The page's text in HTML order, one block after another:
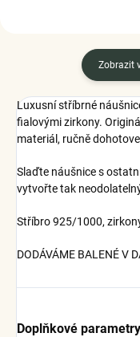
Zobrazit
Luxusní stříbrné
fialovými zirkony.
materiál, ručně
Slaďte náušnice s
vytvořte tak
Stříbro 925/1000,
DODÁVÁME BALENÉ V
Doplňkové parametry